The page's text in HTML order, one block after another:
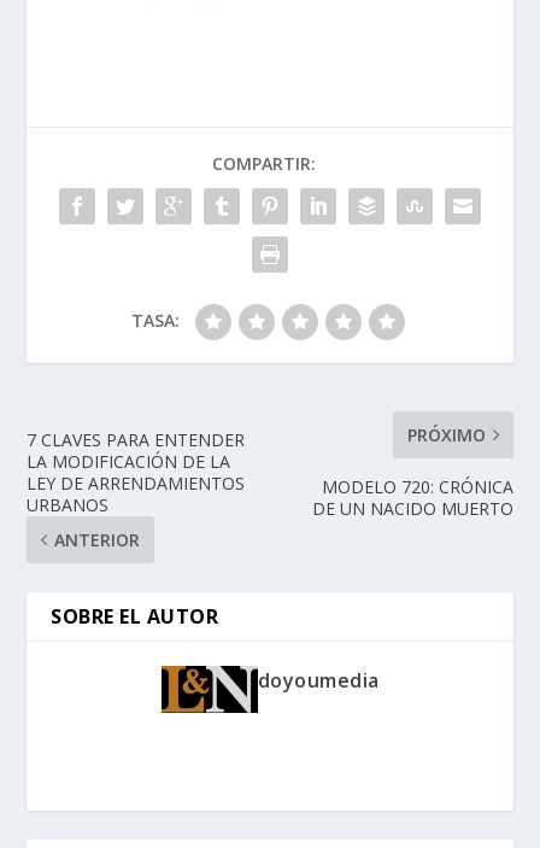
COMPARTIR:
TASA:
7 CLAVES PARA ENTENDER
LA MODIFICACIÓN DE LA
LEY DE ARRENDAMIENTOS
URBANOS
ANTERIOR
PRÓXIMO
MODELO 720: CRÓNICA
DE UN NACIDO MUERTO
SOBRE EL AUTOR
doyoumedia